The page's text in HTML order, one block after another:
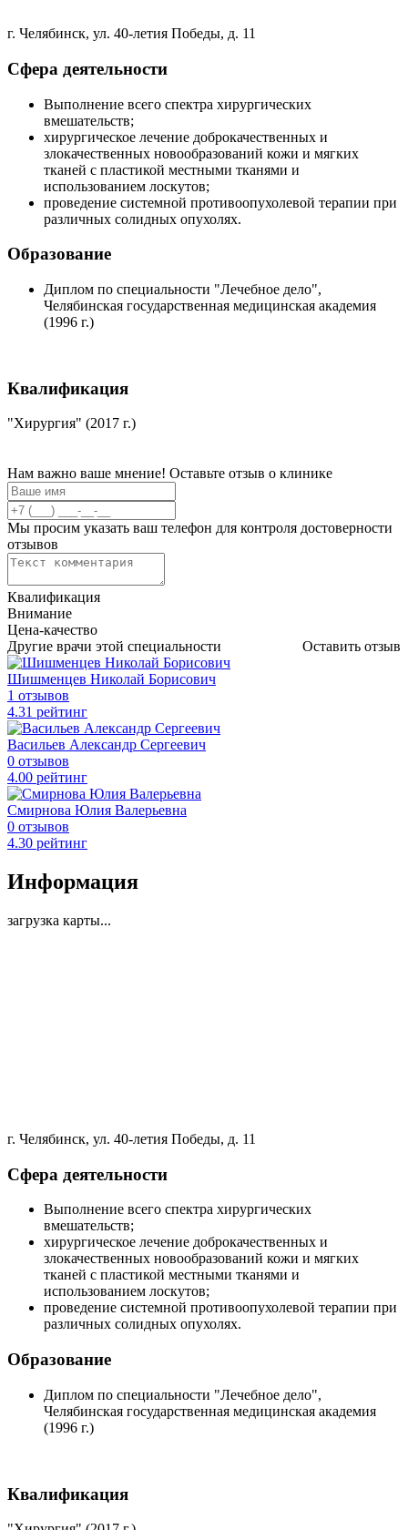
г. Челябинск, ул. 40-летия Победы, д. 11
Сфера деятельности
Выполнение всего спектра хирургических
вмешательств;
хирургическое лечение доброкачественных и
злокачественных новообразований кожи и мягких
тканей с пластикой местными тканями и
использованием лоскутов;
проведение системной противоопухолевой терапии при
различных солидных опухолях.
Образование
Диплом по специальности "Лечебное дело",
Челябинская государственная медицинская академия
(1996 г.)
Квалификация
"Хирургия" (2017 г.)
Нам важно ваше мнение! Оставьте отзыв о клинике
Мы просим указать ваш телефон для контроля достоверности
отзывов
Квалификация
Внимание
Цена-качество
Оставить отзыв
Другие врачи этой специальности
Шишменцев Николай Борисович
1 отзывов
4.31 рейтинг
Васильев Александр Сергеевич
0 отзывов
4.00 рейтинг
Смирнова Юлия Валерьевна
0 отзывов
4.30 рейтинг
Информация
загрузка карты...
г. Челябинск, ул. 40-летия Победы, д. 11
Сфера деятельности
Выполнение всего спектра хирургических
вмешательств;
хирургическое лечение доброкачественных и
злокачественных новообразований кожи и мягких
тканей с пластикой местными тканями и
использованием лоскутов;
проведение системной противоопухолевой терапии при
различных солидных опухолях.
Образование
Диплом по специальности "Лечебное дело",
Челябинская государственная медицинская академия
(1996 г.)
Квалификация